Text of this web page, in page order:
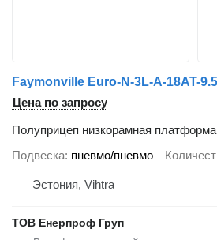
Faymonville Euro-N-3L-A-18AT-
Цена по запросу
Полуприцеп низкорамная платформа
Подвеска пневмо/пневмо
Эстония, Vihtra
ТОВ Енерпроф Груп